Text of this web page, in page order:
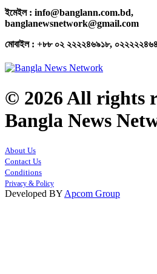
ইমেইল : info@banglann.com.bd,
banglanewsnetwork@gmail.com
মোবাইল : +৮৮ ০২ ২২২২৪৬৯১৮,
© 2026 All rights
Bangla News
About Us
Contact Us
Conditions
Privacy & Policy
Developed BY Apcom Group